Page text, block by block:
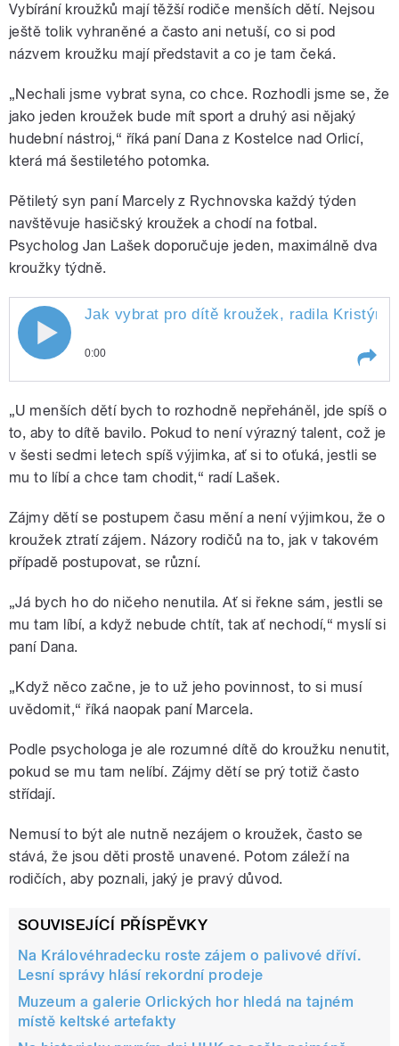
Vybírání kroužků mají těžší rodiče menších dětí. Nejsou
ještě tolik vyhraněné a často ani netuší, co si pod
názvem kroužku mají představit a co je tam čeká.
„Nechali jsme vybrat syna, co chce. Rozhodli jsme se, že
jako jeden kroužek bude mít sport a druhý asi nějaký
hudební nástroj,“ říká paní Dana z Kostelce nad Orlicí,
která má šestiletého potomka.
Pětiletý syn paní Marcely z Rychnovska každý týden
navštěvuje hasičský kroužek a chodí na fotbal.
Psycholog Jan Lašek doporučuje jeden, maximálně dva
kroužky týdně.
Jak vybrat pro dítě kroužek, radila
Kristýna Štanderová
pause
Jak vybrat pro dítě kroužek, radila Kristýna
0:00
radila Kristýna
„U menších dětí bych to rozhodně nepřeháněl, jde spíš o
to, aby to dítě bavilo. Pokud to není výrazný talent, což je
v šesti sedmi letech spíš výjimka, ať si to oťuká, jestli se
mu to líbí a chce tam chodit,“ radí Lašek.
Zájmy dětí se postupem času mění a není výjimkou, že o
kroužek ztratí zájem. Názory rodičů na to, jak v takovém
případě postupovat, se různí.
„Já bych ho do ničeho nenutila. Ať si řekne sám, jestli se
mu tam líbí, a když nebude chtít, tak ať nechodí,“ myslí si
paní Dana.
„Když něco začne, je to už jeho povinnost, to si musí
uvědomit,“ říká naopak paní Marcela.
Podle psychologa je ale rozumné dítě do kroužku nenutit,
pokud se mu tam nelíbí. Zájmy dětí se prý totiž často
střídají.
Nemusí to být ale nutně nezájem o kroužek, často se
stává, že jsou děti prostě unavené. Potom záleží na
rodičích, aby poznali, jaký je pravý důvod.
SOUVISEJÍCÍ PŘÍSPĚVKY
Na Královéhradecku roste zájem o palivové dříví.
Lesní správy hlásí rekordní prodeje
Muzeum a galerie Orlických hor hledá na tajném
místě keltské artefakty